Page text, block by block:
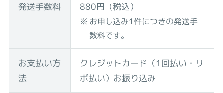
発送手数料 880円（税込）
お申し込み1件につきの発送手
数料です。
お支払い方
法
クレジットカード（1回払い・リ
ボ払い） お振り込み